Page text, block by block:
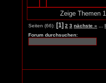
Zeige Themen
Seiten (66): [1] 2 3 nächste »
Forum durchsuchen: